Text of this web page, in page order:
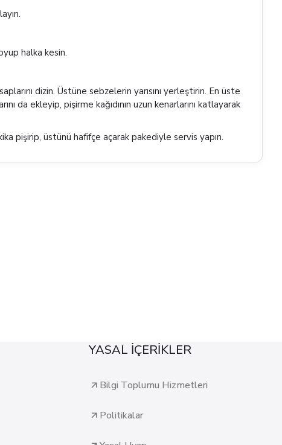
halka kesin.
dizin. Üstüne sebzelerin yarısını yerleştirin. En üste
da ekleyip, pişirme kağıdının uzun kenarlarını katlayarak
pişirip, üstünü hafifçe açarak pakediyle servis yapın.
YASAL İÇERİKLER
Bilgi Toplumu Hizmetleri
Politikalar